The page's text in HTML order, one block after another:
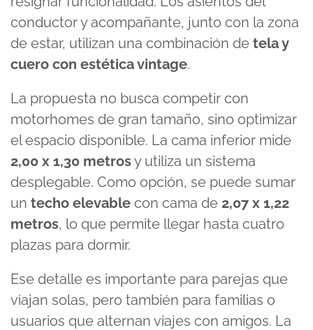
conductor y acompañante, junto con la zona
de estar, utilizan una combinación de tela y
cuero con estética vintage.
La propuesta no busca competir con
motorhomes de gran tamaño, sino optimizar
el espacio disponible. La cama inferior mide
2,00 x 1,30 metrosy utiliza un sistema
desplegable. Como opción, se puede sumar
un techo elevable con cama de 2,07 x 1,22
metros, lo que permite llegar hasta cuatro
plazas para dormir.
Ese detalle es importante para parejas que
viajan solas, pero también para familias o
usuarios que alternan viajes con amigos. La